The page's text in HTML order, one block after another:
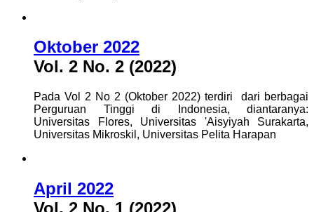
Oktober 2022
Vol. 2 No. 2 (2022)
Pada Vol 2 No 2 (Oktober 2022) terdiri dari berbagai
Perguruan Tinggi di Indonesia, diantaranya:
Universitas Flores, Universitas 'Aisyiyah Surakarta,
Universitas Mikroskil, Universitas Pelita Harapan
April 2022